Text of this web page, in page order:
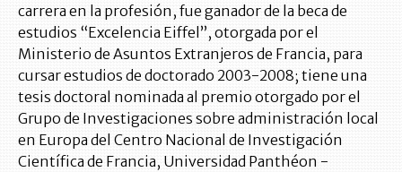
carrera en la profesión, fue ganador de la beca de
estudios “Excelencia Eiffel”, otorgada por el
Ministerio de Asuntos Extranjeros de Francia, para
cursar estudios de doctorado 2003-2008; tiene una
tesis doctoral nominada al premio otorgado por el
Grupo de Investigaciones sobre administración local
en Europa del Centro Nacional de Investigación
Científica de Francia, Universidad Panthéon -